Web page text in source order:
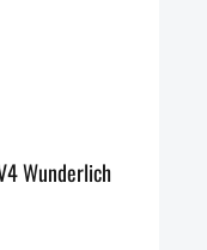
Wunderlich